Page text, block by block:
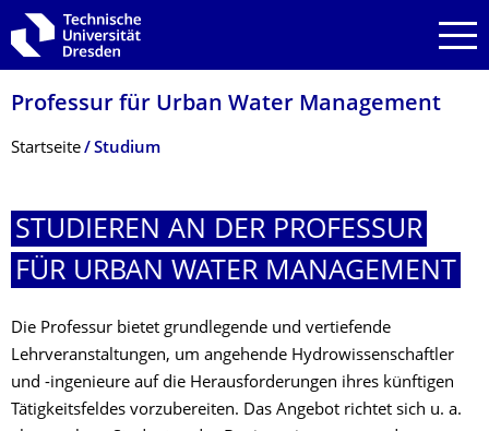
Zur Hauptnavigation springen
Zur Suche springen
Zum Inhalt springen
Professur für Urban Water Management
Breadcrumb-Menü
Startseite Studium
STUDIEREN AN DER PROFESSUR
FÜR URBAN WATER MANAGEMENT
Die Professur bietet grundlegende und vertiefende
Lehrveranstaltungen, um angehende Hydrowissenschaftler
und -ingenieure auf die Herausforderungen ihres künftigen
Tätigkeitsfeldes vorzubereiten. Das Angebot richtet sich u. a.